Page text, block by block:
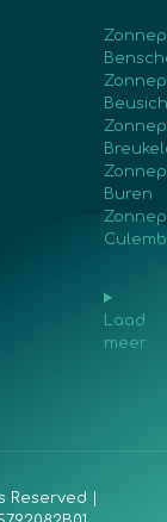
Buren
Laad
meer
Reserved |